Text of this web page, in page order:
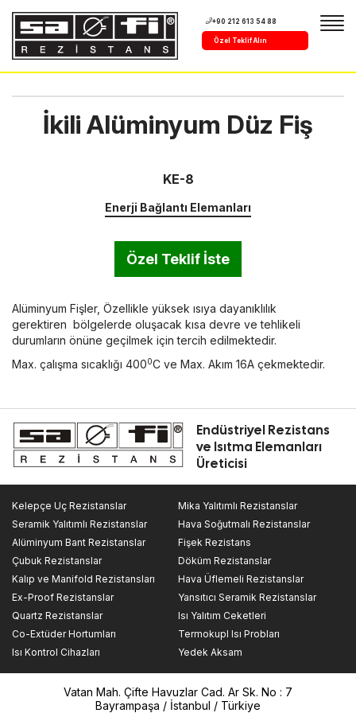
+90 212 613 54 88
Özel Teklif Alın
İkili Alüminyum Düz Fiş
KE-8
Enerji Bağlantı Elemanları
Özel Teklif İste
Alüminyum Fişler, Özellikle yüksek ısıya dayanıklılık
gerektiren bölgelerde oluşacak kısa devre ve tehlikeli
durumların önüne geçilmek için tercih edilmektedir.
Max. çalışma sıcaklığı 4000C ve Max. Akım 16A çekmektedir.
Endüstriyel Rezistans
ve Isıtma Elemanları
Üreticisi
Kelepçe Uç Rezistanslar
Mika Yalıtımlı Rezistanslar
Seramik Yalıtımlı Rezistanslar
Hava Soğutmalı Rezistanslar
Alüminyum Bant Rezistanslar
Fişek Rezistans
Çubuk Rezistanslar
Döküm Rezistanslar
Kalıp ve Manifold Rezistansları
Hava Üflemeli Rezistanslar
Ex-Proof Rezistanslar
Yansıtıcı Seramik Rezistanslar
Quartz Rezistanslar
Isı Yalıtım Ceketleri
Co-Extüder Hortumları
Termokupl Isı Probları
Isı Kontrol Cihazları
Yedek Aksam
Vatan Mah. Çifte Havuzlar Cad. Ar Sk. No : 7
Bayrampaşa / İstanbul / Türkiye